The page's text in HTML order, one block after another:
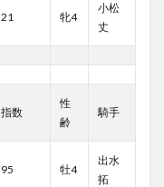
21 牝4
小松
丈
指数
性
齢
騎手
95 牡4
出水
拓